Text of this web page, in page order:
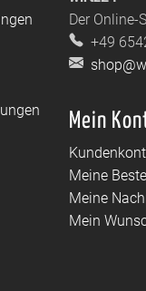
Der Online-
+49
Mein
Meine
Meine
Mein